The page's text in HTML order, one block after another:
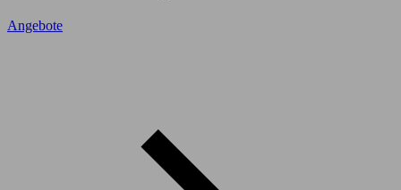
Angebote